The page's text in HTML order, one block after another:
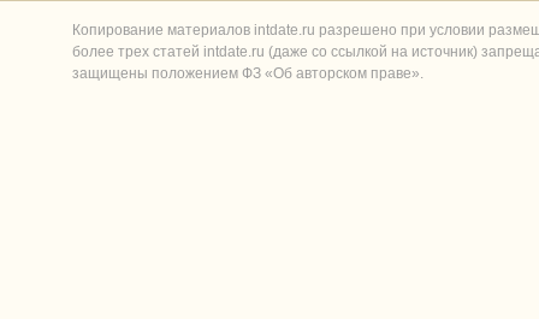
Копирование материалов intdate.ru разрешено при условии
более трех статей intdate.ru (даже со ссылкой на источник)
защищены положением ФЗ «Об авторском праве».